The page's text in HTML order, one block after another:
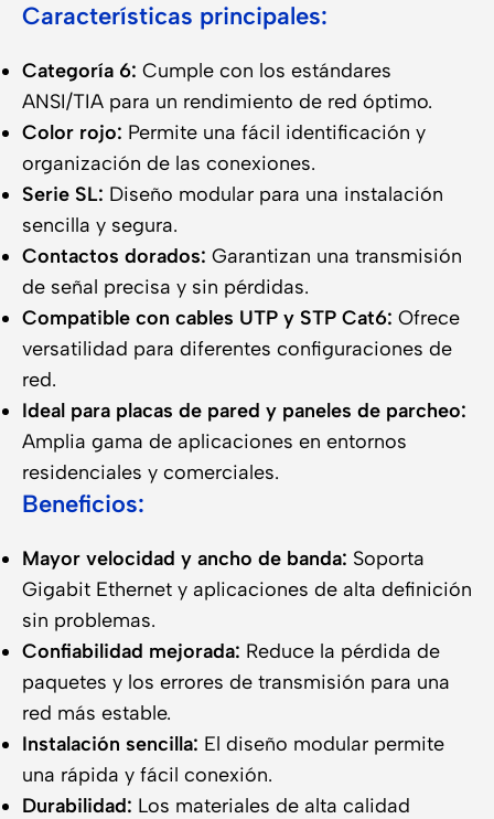
Características principales:
Categoría 6: Cumple con los estándares
ANSI/TIA para un rendimiento de red óptimo.
Color rojo: Permite una fácil identificación y
organización de las conexiones.
Serie SL: Diseño modular para una instalación
sencilla y segura.
Contactos dorados: Garantizan una transmisión
de señal precisa y sin pérdidas.
Compatible con cables UTP y STP Cat6: Ofrece
versatilidad para diferentes configuraciones de
red.
Ideal para placas de pared y paneles de parcheo:
Amplia gama de aplicaciones en entornos
residenciales y comerciales.
Beneficios:
Mayor velocidad y ancho de banda: Soporta
Gigabit Ethernet y aplicaciones de alta definición
sin problemas.
Confiabilidad mejorada: Reduce la pérdida de
paquetes y los errores de transmisión para una
red más estable.
Instalación sencilla: El diseño modular permite
una rápida y fácil conexión.
Durabilidad: Los materiales de alta calidad